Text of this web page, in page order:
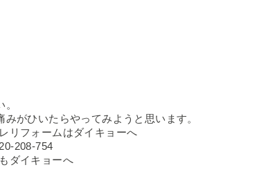
がひいたらやってみようと思います。
リフォームはダイキョーへ
208-754
ダイキョーへ